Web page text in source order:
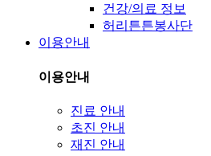
건강/의료 정보
허리튼튼봉사단
이용안내
이용안내
진료 안내
초진 안내
재진 안내